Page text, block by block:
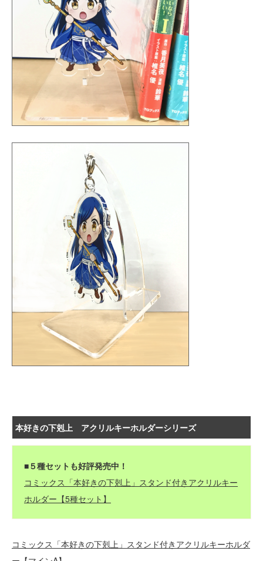
本好きの下剋上 アクリルキーホルダーシリーズ
■５種セットも好評発売中！
コミックス「本好きの下剋上」スタンド付きアクリルキー
ホルダー【5種セット】
コミックス「本好きの下剋上」スタンド付きアクリルキーホルダ